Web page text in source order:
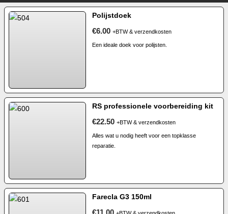
Polijstdoek
€6.00 +BTW & verzendkosten
Een ideale doek voor polijsten.
RS professionele voorbereiding kit
€22.50 +BTW & verzendkosten
Alles wat u nodig heeft voor een topklasse
reparatie.
Farecla G3 150ml
€11.00